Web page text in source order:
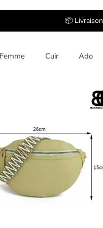
📦 Livraison
Femme Cuir Ado